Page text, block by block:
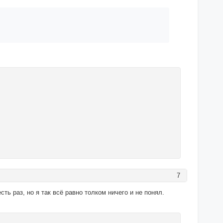
7
раз, но я так всё равно толком ничего и не понял.